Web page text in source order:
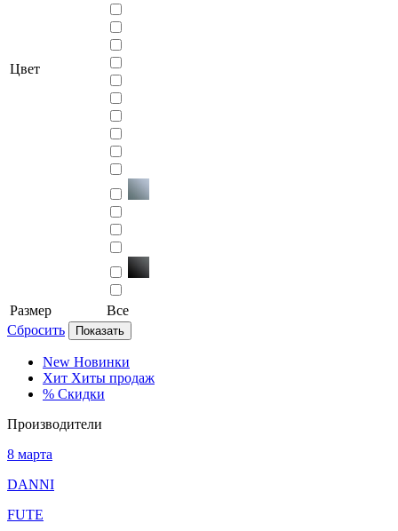
Цвет
Размер
Все
Сбросить
Показать
New Новинки
Хит Хиты продаж
% Скидки
Производители
8 марта
DANNI
FUTE